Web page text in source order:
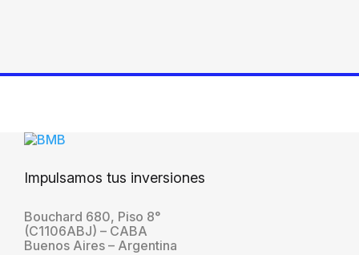
Impulsamos tus inversiones
Bouchard 680, Piso 8°
(C1106ABJ) – CABA
Buenos Aires – Argentina